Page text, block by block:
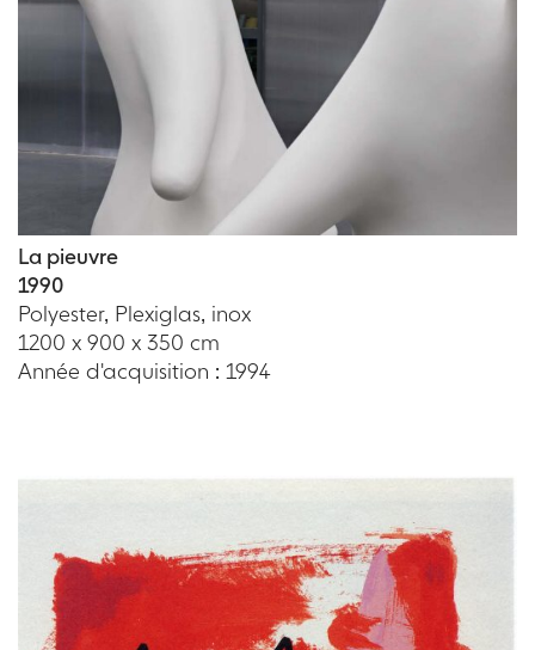
La pieuvre
1990
Polyester, Plexiglas, inox
1200 x 900 x 350 cm
Année d'acquisition : 1994